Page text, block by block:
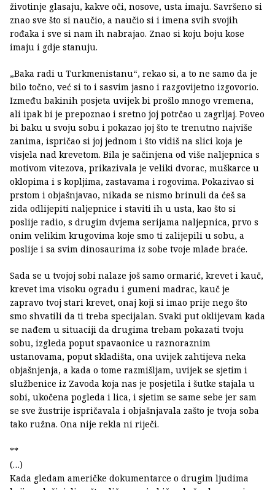
životinje glasaju, kakve oči, nosove, usta imaju. Savršeno si
znao sve što si naučio, a naučio si i imena svih svojih
rođaka i sve si nam ih nabrajao. Znao si koju boju kose
imaju i gdje stanuju.
„Baka radi u Turkmenistanu“, rekao si, a to ne samo da je
bilo točno, već si to i sasvim jasno i razgovijetno izgovorio.
Između bakinih posjeta uvijek bi prošlo mnogo vremena,
ali ipak bi je prepoznao i sretno joj potrčao u zagrljaj. Poveo
bi baku u svoju sobu i pokazao joj što te trenutno najviše
zanima, ispričao si joj jednom i što vidiš na slici koja je
visjela nad krevetom. Bila je sačinjena od više naljepnica s
motivom vitezova, prikazivala je veliki dvorac, muškarce u
oklopima i s kopljima, zastavama i rogovima. Pokazivao si
prstom i objašnjavao, nikada se nismo brinuli da ćeš sa
zida odlijepiti naljepnice i staviti ih u usta, kao što si
poslije radio, s drugim dvjema serijama naljepnica, prvo s
onim velikim krugovima koje smo ti zalijepili u sobu, a
poslije i sa svim dinosaurima iz sobe tvoje mlađe braće.
Sada se u tvojoj sobi nalaze još samo ormarić, krevet i kauč,
krevet ima visoku ogradu i gumeni madrac, kauč je
zapravo tvoj stari krevet, onaj koji si imao prije nego što
smo shvatili da ti treba specijalan. Svaki put oklijevam kada
se nađem u situaciji da drugima trebam pokazati tvoju
sobu, izgleda poput spavaonice u raznoraznim
ustanovama, poput skladišta, ona uvijek zahtijeva neka
objašnjenja, a kada o tome razmišljam, uvijek se sjetim i
službenice iz Zavoda koja nas je posjetila i šutke stajala u
sobi, ukočena pogleda i lica, i sjetim se same sebe jer sam
se sve žustrije ispričavala i objašnjavala zašto je tvoja soba
tako ružna. Ona nije rekla ni riječi.
**
(…)
Kada gledam američke dokumentarce o drugim ljudima